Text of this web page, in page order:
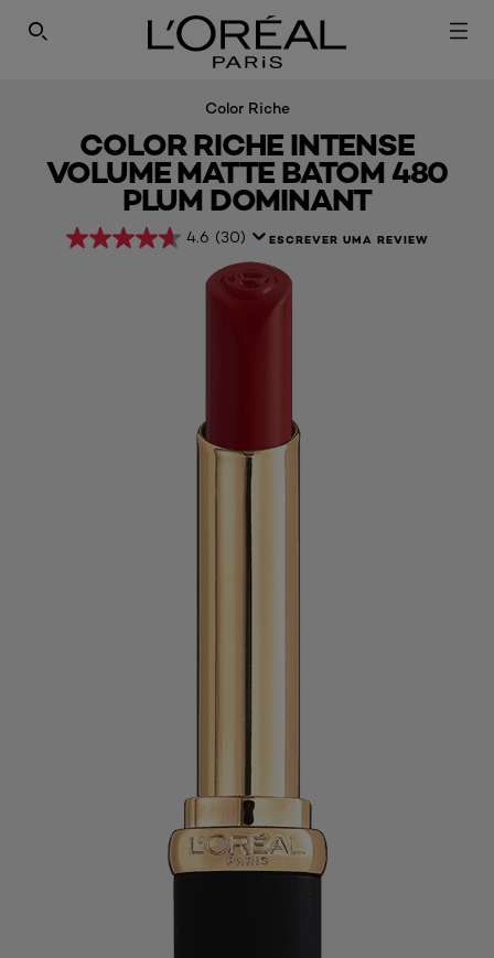
PESQUISAR NESTE SÍTIO
Color Riche
COLOR RICHE INTENSE
VOLUME MATTE BATOM 480
PLUM DOMINANT​
4.6 (30) ESCREVER UMA REVIEW